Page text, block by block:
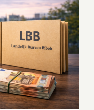
uitleg